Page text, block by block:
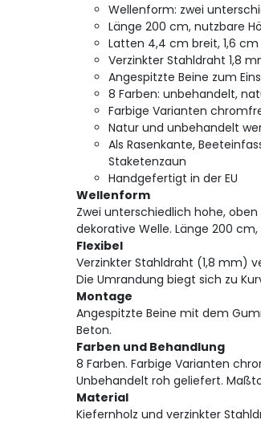
Wellenform: zwei
Länge 200 cm, nutzbare
Latten 4,4 cm breit, 1,6
Verzinkter Stahldraht 1,8
Angespitzte Beine zum
8 Farben: unbehandelt,
Farbige Varianten
Natur und unbehandelt
Als Rasenkante,
Staketenzaun
Handgefertigt in der EU
Wellenform
Zwei unterschiedlich hohe,
dekorative Welle. Länge 200
Flexibel
Verzinkter Stahldraht (1,8 mm)
Die Umrandung biegt sich zu
Montage
Angespitzte Beine mit dem
Beton.
Farben und Behandlung
8 Farben. Farbige Varianten
Unbehandelt roh geliefert.
Material
Kiefernholz und verzinkter